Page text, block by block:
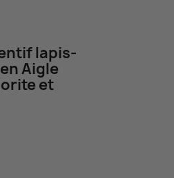
lapis-
Aigle
et